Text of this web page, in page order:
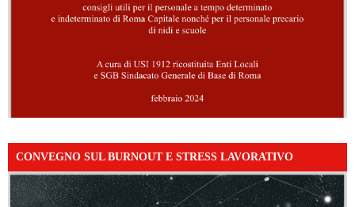
CONVEGNO SUL BURNOUT E STRESS LAVORATIVO